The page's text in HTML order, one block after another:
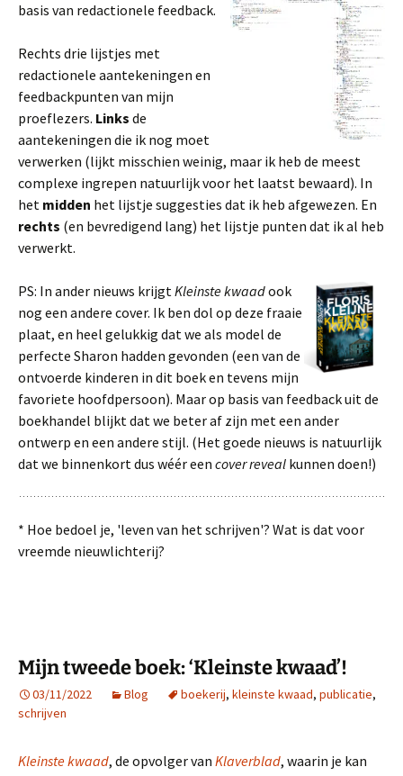
basis van redactionele feedback.
Rechts drie lijstjes met
redactionele aantekeningen en
feedbackpunten van mijn
proeflezers. Links de
aantekeningen die ik nog moet
verwerken (lijkt misschien weinig, maar ik heb de meest
complexe ingrepen natuurlijk voor het laatst bewaard). In
het midden het lijstje suggesties dat ik heb afgewezen. En
rechts (en bevredigend lang) het lijstje punten dat ik al heb
verwerkt.
PS: In ander nieuws krijgtKleinste kwaadook
nog een andere cover. Ik ben dol op deze fraaie
plaat, en heel gelukkig dat we als model de
perfecte Sharon hadden gevonden (een van de
ontvoerde kinderen in dit boek en tevens mijn
favoriete hoofdpersoon). Maar op basis van feedback uit de
boekhandel blijkt dat we beter af zijn met een ander
ontwerp en een andere stijl. (Het goede nieuws is natuurlijk
dat we binnenkort dus wéér een cover reveal kunnen doen!)
* Hoe bedoel je, 'leven van het schrijven'? Wat is dat voor
vreemde nieuwlichterij?
Mijn tweede boek: ‘Kleinste kwaad’!
03/11/2022 Blog boekerij, kleinste kwaad, publicatie,
schrijven
Kleinste kwaad, de opvolger van Klaverblad, waarin je kan